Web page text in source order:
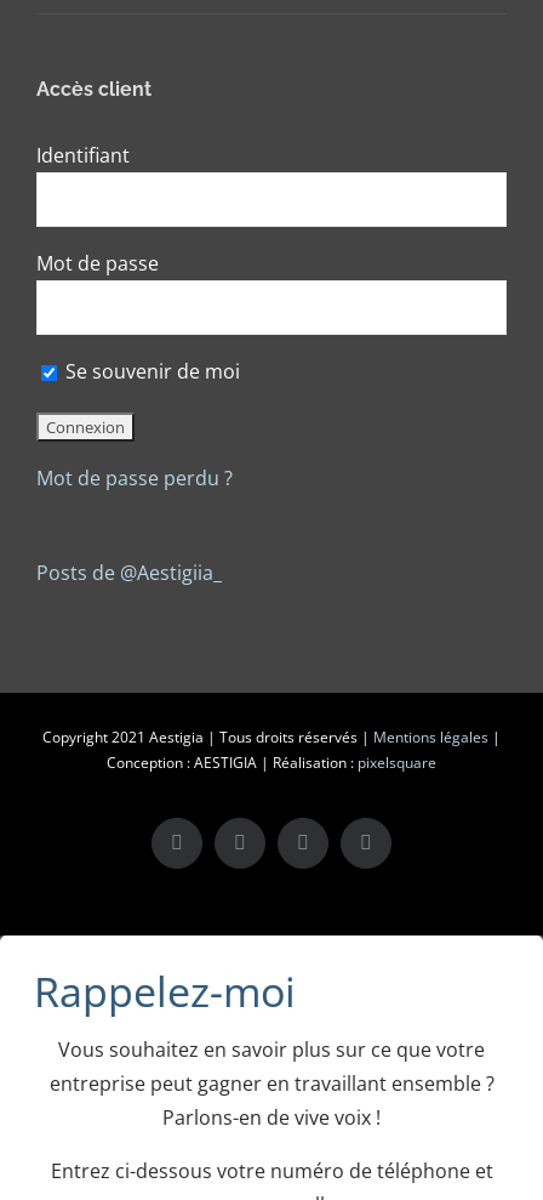
Accès client
Identifiant
Mot de passe
Se souvenir de moi
Mot de passe perdu ?
Posts de @Aestigiia_
Copyright 2021 Aestigia | Tous droits réservés | Mentions légales |
Conception : AESTIGIA | Réalisation : pixelsquare
X LinkedInInstagramFacebook
Rappelez-moi
Vous souhaitez en savoir plus sur ce que votre
entreprise peut gagner en travaillant ensemble ?
Parlons-en de vive voix !
Entrez ci-dessous votre numéro de téléphone et